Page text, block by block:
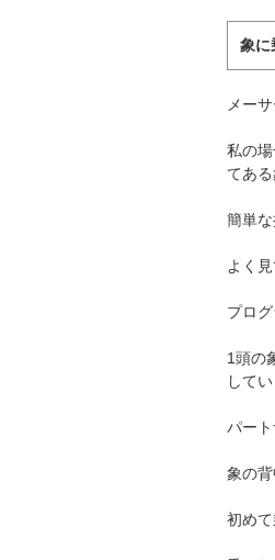
象に
メー
私の
てあ
簡単
よく
プロ
1頭の
して
パー
象の
初め